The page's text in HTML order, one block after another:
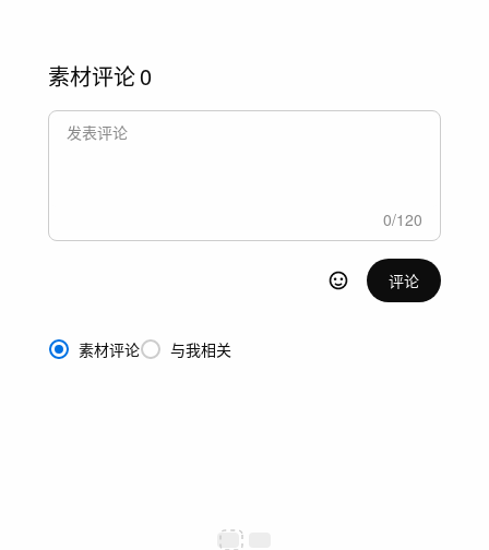
素材评论0
0/120
评论
素材评论 与我相关